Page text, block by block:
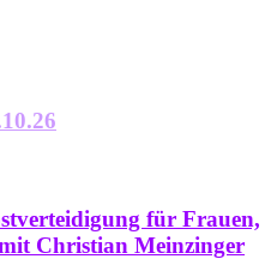
für Frauen,
Christian Meinzinger